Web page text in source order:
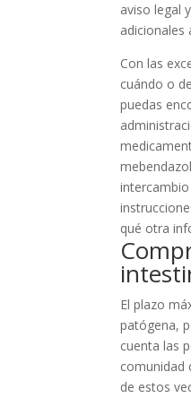
aviso legal
adicionales
Con las
cuándo o
puedas
qué otra
El plazo
patógena,
cuenta las
comunidad
de estos